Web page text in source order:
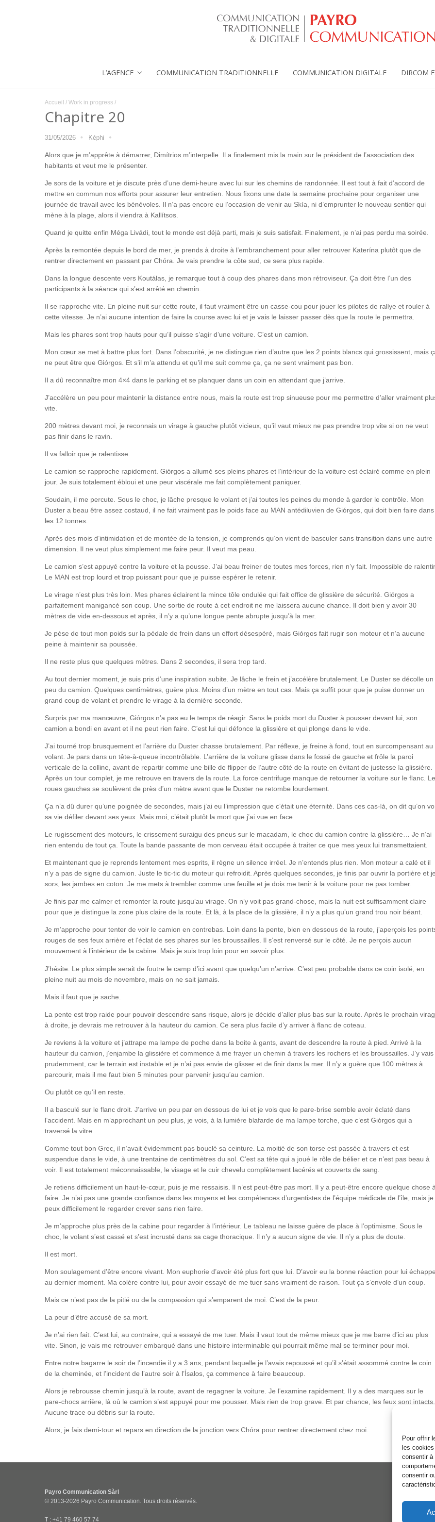
Pour offrir
les
consentir à
consentir
L’AGENCE COMMUNICATION TRADITIONNELLE COMMUNICATION DIGITALE DIRCOM
Accueil / Work in progress /
Chapitre 20
31/05/2026 Képhi
Alors que je m’apprête à démarrer, Dimítrios m’interpelle. Il a finalement mis la main sur le président de l’association des
habitants et veut me le présenter.
Je sors de la voiture et je discute près d’une demi-heure avec lui sur les chemins de randonnée. Il est tout à fait d’accord de
mettre en commun nos efforts pour assurer leur entretien. Nous fixons une date la semaine prochaine pour organiser une
journée de travail avec les bénévoles. Il n’a pas encore eu l’occasion de venir au Skía, ni d’emprunter le nouveau sentier qui
mène à la plage, alors il viendra à Kallítsos.
Quand je quitte enfin Méga Livádi, tout le monde est déjà parti, mais je suis satisfait. Finalement, je n’ai pas perdu ma soirée.
Après la remontée depuis le bord de mer, je prends à droite à l’embranchement pour aller retrouver Katerína plutôt que de
rentrer directement en passant par Chóra. Je vais prendre la côte sud, ce sera plus rapide.
Dans la longue descente vers Koutálas, je remarque tout à coup des phares dans mon rétroviseur. Ça doit être l’un des
participants à la séance qui s’est arrêté en chemin.
Il se rapproche vite. En pleine nuit sur cette route, il faut vraiment être un casse-cou pour jouer les pilotes de rallye et rouler à
cette vitesse. Je n’ai aucune intention de faire la course avec lui et je vais le laisser passer dès que la route le permettra.
Mais les phares sont trop hauts pour qu’il puisse s’agir d’une voiture. C’est un camion.
Mon cœur se met à battre plus fort. Dans l’obscurité, je ne distingue rien d’autre que les 2 points blancs qui grossissent, mais
ne peut être que Giórgos. Et s’il m’a attendu et qu’il me suit comme ça, ça ne sent vraiment pas bon.
Il a dû reconnaître mon 4×4 dans le parking et se planquer dans un coin en attendant que j’arrive.
J’accélère un peu pour maintenir la distance entre nous, mais la route est trop sinueuse pour me permettre d’aller vraiment
vite.
200 mètres devant moi, je reconnais un virage à gauche plutôt vicieux, qu’il vaut mieux ne pas prendre trop vite si on ne veut
pas finir dans le ravin.
Il va falloir que je ralentisse.
Le camion se rapproche rapidement. Giórgos a allumé ses pleins phares et l’intérieur de la voiture est éclairé comme en plein
jour. Je suis totalement ébloui et une peur viscérale me fait complètement paniquer.
Soudain, il me percute. Sous le choc, je lâche presque le volant et j’ai toutes les peines du monde à garder le contrôle. Mon
Duster a beau être assez costaud, il ne fait vraiment pas le poids face au MAN antédiluvien de Giórgos, qui doit bien faire dans
les 12 tonnes.
Après des mois d’intimidation et de montée de la tension, je comprends qu’on vient de basculer sans transition dans une autre
dimension. Il ne veut plus simplement me faire peur. Il veut ma peau.
Le camion s’est appuyé contre la voiture et la pousse. J’ai beau freiner de toutes mes forces, rien n’y fait. Impossible de
Le MAN est trop lourd et trop puissant pour que je puisse espérer le retenir.
Le virage n’est plus très loin. Mes phares éclairent la mince tôle ondulée qui fait office de glissière de sécurité. Giórgos a
parfaitement manigancé son coup. Une sortie de route à cet endroit ne me laissera aucune chance. Il doit bien y avoir 30
mètres de vide en-dessous et après, il n’y a qu’une longue pente abrupte jusqu’à la mer.
Je pèse de tout mon poids sur la pédale de frein dans un effort désespéré, mais Giórgos fait rugir son moteur et n’a aucune
peine à maintenir sa poussée.
Il ne reste plus que quelques mètres. Dans 2 secondes, il sera trop tard.
Au tout dernier moment, je suis pris d’une inspiration subite. Je lâche le frein et j’accélère brutalement. Le Duster se décolle un
peu du camion. Quelques centimètres, guère plus. Moins d’un mètre en tout cas. Mais ça suffit pour que je puise donner un
grand coup de volant et prendre le virage à la dernière seconde.
Surpris par ma manœuvre, Giórgos n’a pas eu le temps de réagir. Sans le poids mort du Duster à pousser devant lui, son
camion a bondi en avant et il ne peut rien faire. C’est lui qui défonce la glissière et qui plonge dans le vide.
J’ai tourné trop brusquement et l’arrière du Duster chasse brutalement. Par réflexe, je freine à fond, tout en surcompensant au
volant. Je pars dans un tête-à-queue incontrôlable. L’arrière de la voiture glisse dans le fossé de gauche et frôle la paroi
verticale de la colline, avant de repartir comme une bille de flipper de l’autre côté de la route en évitant de justesse la glissière.
Après un tour complet, je me retrouve en travers de la route. La force centrifuge manque de retourner la voiture sur le flanc.
roues gauches se soulèvent de près d’un mètre avant que le Duster ne retombe lourdement.
Ça n’a dû durer qu’une poignée de secondes, mais j’ai eu l’impression que c’était une éternité. Dans ces cas-là, on dit qu’on
sa vie défiler devant ses yeux. Mais moi, c’était plutôt la mort que j’ai vue en face.
Le rugissement des moteurs, le crissement suraigu des pneus sur le macadam, le choc du camion contre la glissière… Je n’ai
rien entendu de tout ça. Toute la bande passante de mon cerveau était occupée à traiter ce que mes yeux lui transmettaient.
Et maintenant que je reprends lentement mes esprits, il règne un silence irréel. Je n’entends plus rien. Mon moteur a calé et il
n’y a pas de signe du camion. Juste le tic-tic du moteur qui refroidit. Après quelques secondes, je finis par ouvrir la portière et
sors, les jambes en coton. Je me mets à trembler comme une feuille et je dois me tenir à la voiture pour ne pas tomber.
Je finis par me calmer et remonter la route jusqu’au virage. On n’y voit pas grand-chose, mais la nuit est suffisamment claire
pour que je distingue la zone plus claire de la route. Et là, à la place de la glissière, il n’y a plus qu’un grand trou noir béant.
Je m’approche pour tenter de voir le camion en contrebas. Loin dans la pente, bien en dessous de la route, j’aperçois les
rouges de ses feux arrière et l’éclat de ses phares sur les broussailles. Il s’est renversé sur le côté. Je ne perçois aucun
mouvement à l’intérieur de la cabine. Mais je suis trop loin pour en savoir plus.
J’hésite. Le plus simple serait de foutre le camp d’ici avant que quelqu’un n’arrive. C’est peu probable dans ce coin isolé, en
pleine nuit au mois de novembre, mais on ne sait jamais.
Mais il faut que je sache.
La pente est trop raide pour pouvoir descendre sans risque, alors je décide d’aller plus bas sur la route. Après le prochain
à droite, je devrais me retrouver à la hauteur du camion. Ce sera plus facile d’y arriver à flanc de coteau.
Je reviens à la voiture et j’attrape ma lampe de poche dans la boite à gants, avant de descendre la route à pied. Arrivé à la
hauteur du camion, j’enjambe la glissière et commence à me frayer un chemin à travers les rochers et les broussailles. J’y vais
prudemment, car le terrain est instable et je n’ai pas envie de glisser et de finir dans la mer. Il n’y a guère que 100 mètres à
parcourir, mais il me faut bien 5 minutes pour parvenir jusqu’au camion.
Ou plutôt ce qu’il en reste.
Il a basculé sur le flanc droit. J’arrive un peu par en dessous de lui et je vois que le pare-brise semble avoir éclaté dans
l’accident. Mais en m’approchant un peu plus, je vois, à la lumière blafarde de ma lampe torche, que c’est Giórgos qui a
traversé la vitre.
Comme tout bon Grec, il n’avait évidemment pas bouclé sa ceinture. La moitié de son torse est passée à travers et est
suspendue dans le vide, à une trentaine de centimètres du sol. C’est sa tête qui a joué le rôle de bélier et ce n’est pas beau à
voir. Il est totalement méconnaissable, le visage et le cuir chevelu complètement lacérés et couverts de sang.
Je retiens difficilement un haut-le-cœur, puis je me ressaisis. Il n’est peut-être pas mort. Il y a peut-être encore quelque chose
faire. Je n’ai pas une grande confiance dans les moyens et les compétences d’urgentistes de l’équipe médicale de l’île, mais je
peux difficilement le regarder crever sans rien faire.
Je m’approche plus près de la cabine pour regarder à l’intérieur. Le tableau ne laisse guère de place à l’optimisme. Sous le
choc, le volant s’est cassé et s’est incrusté dans sa cage thoracique. Il n’y a aucun signe de vie. Il n’y a plus de doute.
Il est mort.
Mon soulagement d’être encore vivant. Mon euphorie d’avoir été plus fort que lui. D’avoir eu la bonne réaction pour lui
au dernier moment. Ma colère contre lui, pour avoir essayé de me tuer sans vraiment de raison. Tout ça s’envole d’un coup.
Mais ce n’est pas de la pitié ou de la compassion qui s’emparent de moi. C’est de la peur.
La peur d’être accusé de sa mort.
Je n’ai rien fait. C’est lui, au contraire, qui a essayé de me tuer. Mais il vaut tout de même mieux que je me barre d’ici au plus
vite. Sinon, je vais me retrouver embarqué dans une histoire interminable qui pourrait même mal se terminer pour moi.
Entre notre bagarre le soir de l’incendie il y a 3 ans, pendant laquelle je l’avais repoussé et qu’il s’était assommé contre le coin
de la cheminée, et l’incident de l’autre soir à l’Ísalos, ça commence à faire beaucoup.
Alors je rebrousse chemin jusqu’à la route, avant de regagner la voiture. Je l’examine rapidement. Il y a des marques sur le
pare-chocs arrière, là où le camion s’est appuyé pour me pousser. Mais rien de trop grave. Et par chance, les feux sont intacts.
Aucune trace ou débris sur la route.
Alors, je fais demi-tour et repars en direction de la jonction vers Chóra pour rentrer directement chez moi.
Payro Communication Sàrl
© 2013-2026 Payro Communication. Tous droits réservés.
T : +41 79 460 57 74